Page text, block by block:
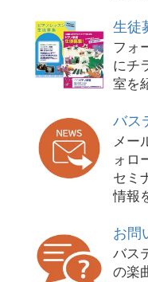
生徒
フォ
にチ
室を
バス
メー
ォロ
セミ
情報
お問
バス
の楽